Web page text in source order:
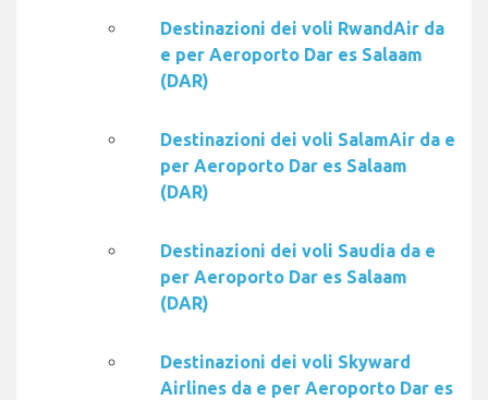
Destinazioni dei voli RwandAir da
e per Aeroporto Dar es Salaam
(DAR)
Destinazioni dei voli SalamAir da e
per Aeroporto Dar es Salaam
(DAR)
Destinazioni dei voli Saudia da e
per Aeroporto Dar es Salaam
(DAR)
Destinazioni dei voli Skyward
Airlines da e per Aeroporto Dar es